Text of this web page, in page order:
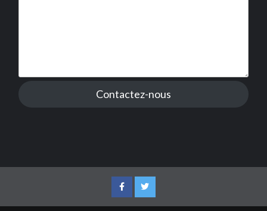
Contactez-nous
FacebookTwitter